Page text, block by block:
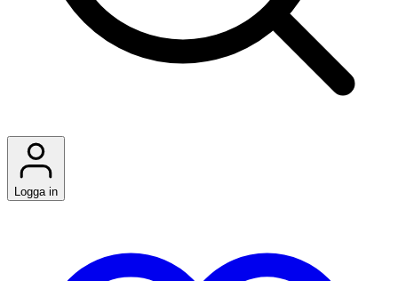
Logga in